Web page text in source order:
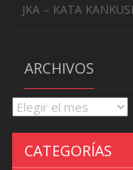
JKA – KATA
ARCHIVOS
Archivos
CATEGORÍAS